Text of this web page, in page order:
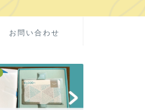
お問い合わせ